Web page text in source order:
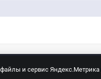
и сервис Яндекс.Метрика